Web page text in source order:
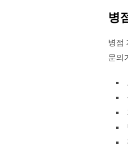
병
병점
문의